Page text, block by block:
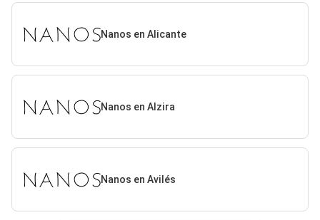
Nanos en Alicante
Nanos en Alzira
Nanos en Avilés